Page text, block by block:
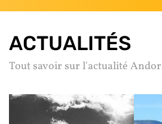
ACTUALITÉS
Tout savoir sur l'actualité